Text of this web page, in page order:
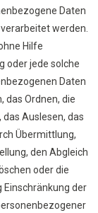
Daten
werden.
Hilfe
oder jede solche
Daten
das Ordnen, die
Auslesen, das
Übermittlung,
den Abgleich
oder die
Einschränkung der